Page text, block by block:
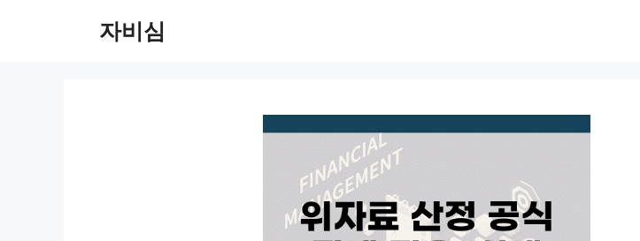
자비심